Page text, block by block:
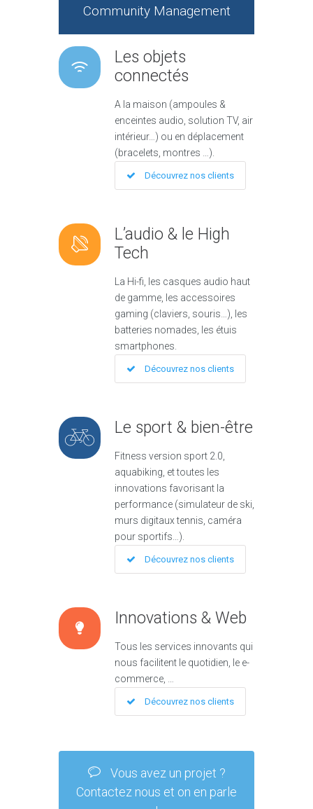
Community Management
Les objets
connectés
A la maison (ampoules &
enceintes audio, solution TV, air
intérieur…) ou en déplacement
(bracelets, montres …).
Découvrez nos clients
L’audio & le High
Tech
La Hi-fi, les casques audio haut
de gamme, les accessoires
gaming (claviers, souris…), les
batteries nomades, les étuis
smartphones.
Découvrez nos clients
Le sport & bien-être
Fitness version sport 2.0,
aquabiking, et toutes les
innovations favorisant la
performance (simulateur de ski,
murs digitaux tennis, caméra
pour sportifs…).
Découvrez nos clients
Innovations & Web
Tous les services innovants qui
nous facilitent le quotidien, le e-
commerce, …
Découvrez nos clients
Vous avez un projet ?
Contactez nous et on en parle